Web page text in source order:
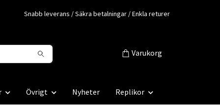
Snabb leverans / Säkra betalningar / Enkla returer
Varukorg
Övrigt Nyheter Replikor